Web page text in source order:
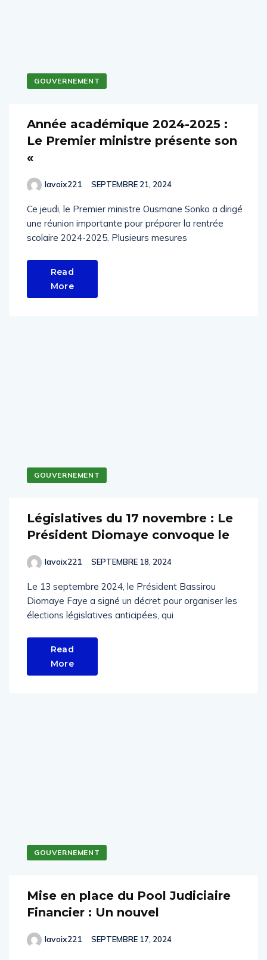
GOUVERNEMENT
Année académique 2024-2025 :
Le Premier ministre présente son
«
lavoix221 SEPTEMBRE 21, 2024
Ce jeudi, le Premier ministre Ousmane Sonko a dirigé
une réunion importante pour préparer la rentrée
scolaire 2024-2025. Plusieurs mesures
Read
More
GOUVERNEMENT
Législatives du 17 novembre : Le
Président Diomaye convoque le
lavoix221 SEPTEMBRE 18, 2024
Le 13 septembre 2024, le Président Bassirou
Diomaye Faye a signé un décret pour organiser les
élections législatives anticipées, qui
Read
More
GOUVERNEMENT
Mise en place du Pool Judiciaire
Financier : Un nouvel
lavoix221 SEPTEMBRE 17, 2024